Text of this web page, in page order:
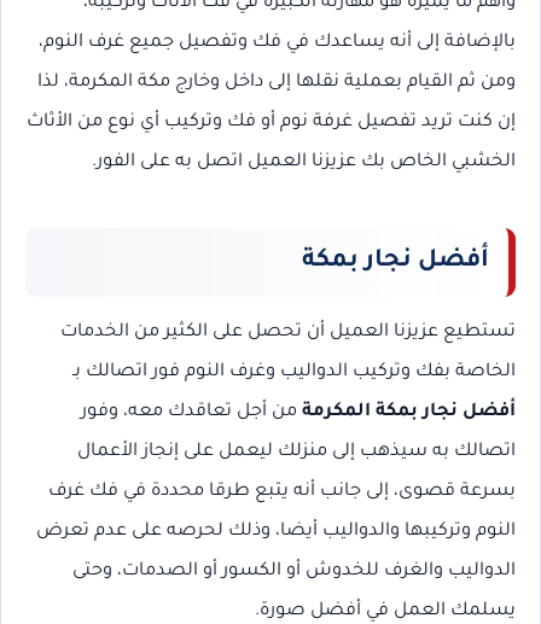
بالإضافة إلى أنه يساعدك في فك وتفصيل جميع غرف النوم،
ومن ثم القيام بعملية نقلها إلى داخل وخارج مكة المكرمة، لذا
إن كنت تريد تفصيل غرفة نوم أو فك وتركيب أي نوع من الأثاث
الخشبي الخاص بك عزيزنا العميل اتصل به على الفور.
أفضل نجار بمكة
تستطيع عزيزنا العميل أن تحصل على الكثير من الخدمات
الخاصة بفك وتركيب الدواليب وغرف النوم فور اتصالك بـ
أفضل نجار بمكة المكرمة من أجل تعاقدك معه، وفور
اتصالك به سيذهب إلى منزلك ليعمل على إنجاز الأعمال
بسرعة قصوى، إلى جانب أنه يتبع طرقا محددة في فك غرف
النوم وتركيبها والدواليب أيضا، وذلك لحرصه على عدم تعرض
الدواليب والغرف للخدوش أو الكسور أو الصدمات، وحتى
يسلمك العمل في أفضل صورة.